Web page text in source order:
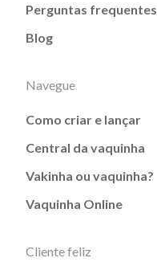
Perguntas frequentes
Blog
Navegue
Como criar e lançar
Central da vaquinha
Vakinha ou vaquinha?
Vaquinha Online
Cliente feliz